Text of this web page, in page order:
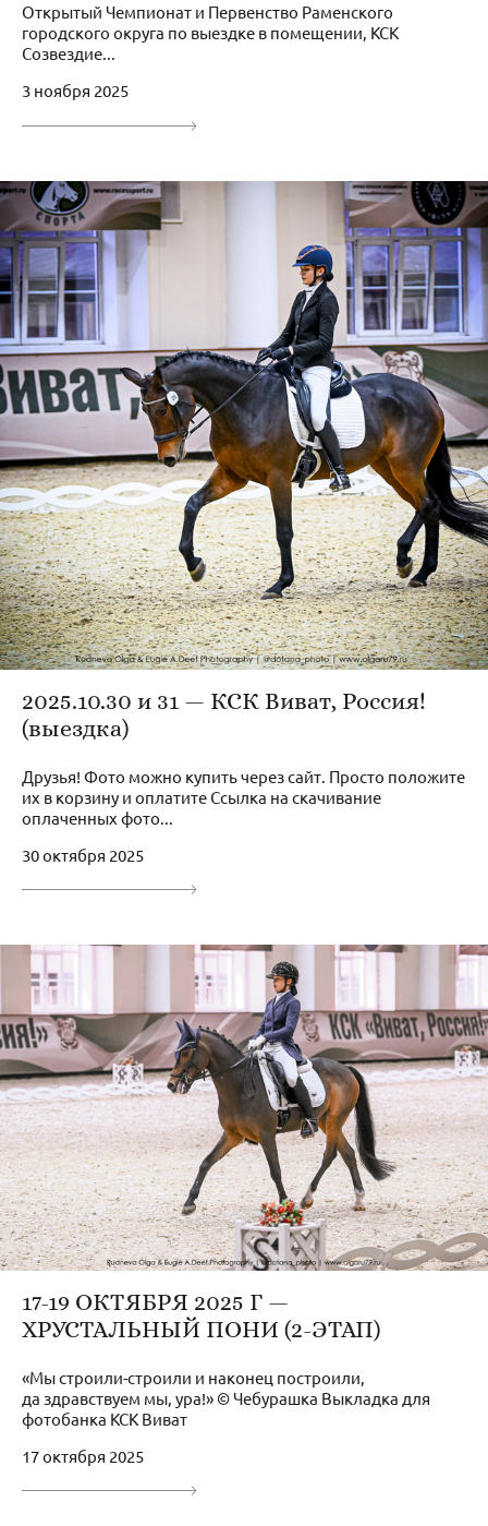
Открытый Чемпионат и Первенство Раменского
городского округа по выездке в помещении, КСК
Созвездие...
3 ноября 2025
2025.10.30 и 31 — КСК Виват, Россия!
(выездка)
Друзья! Фото можно купить через сайт. Просто положите
их в корзину и оплатите Ссылка на скачивание
оплаченных фото...
30 октября 2025
17-19 ОКТЯБРЯ 2025 Г —
ХРУСТАЛЬНЫЙ ПОНИ (2-ЭТАП)
«Мы строили-строили и наконец построили,
да здравствуем мы, ура!» © Чебурашка Выкладка для
фотобанка КСК Виват
17 октября 2025